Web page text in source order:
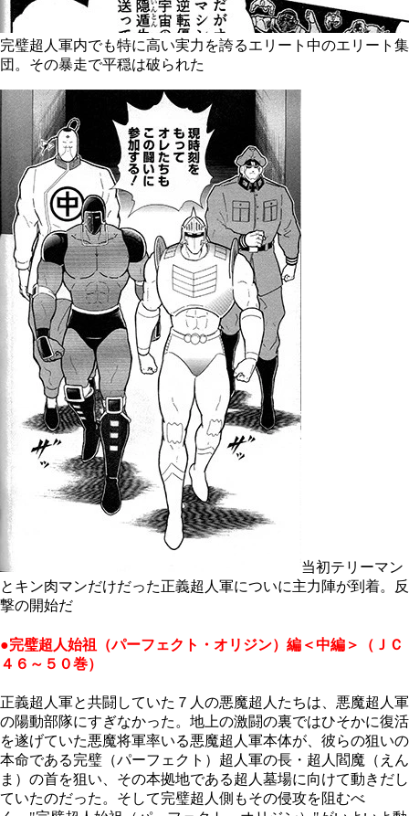
完璧超人軍内でも特に高い実力を誇るエリート中のエリート集
団。その暴走で平穏は破られた
当初テリーマン
とキン肉マンだけだった正義超人軍についに主力陣が到着。反
撃の開始だ
●完璧超人始祖（パーフェクト・オリジン）編＜中編＞（ＪＣ
４６～５０巻）
正義超人軍と共闘していた７人の悪魔超人たちは、悪魔超人軍
の陽動部隊にすぎなかった。地上の激闘の裏ではひそかに復活
を遂げていた悪魔将軍率いる悪魔超人軍本体が、彼らの狙いの
本命である完璧（パーフェクト）超人軍の長・超人閻魔（えん
ま）の首を狙い、その本拠地である超人墓場に向けて動きだし
ていたのだった。そして完璧超人側もその侵攻を阻むべ